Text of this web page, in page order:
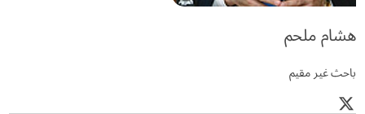
هشام ملحم
باحث غير مقيم